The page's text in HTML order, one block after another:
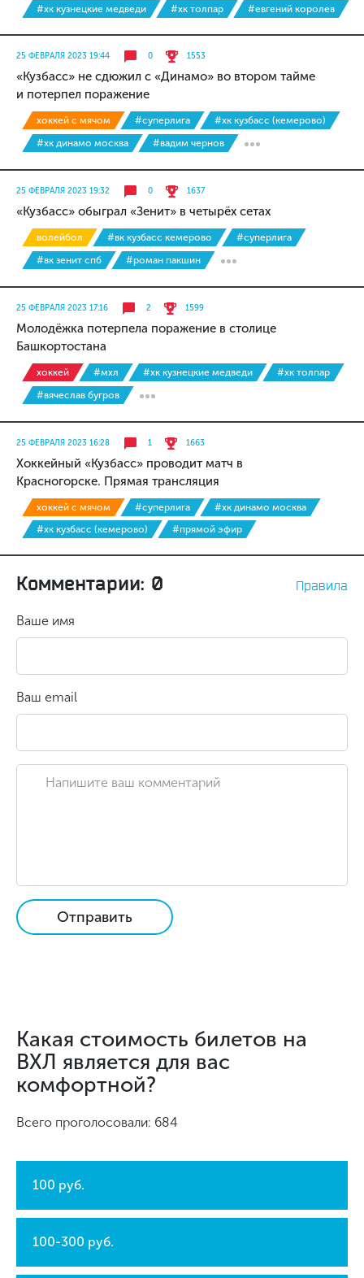
#хк кузнецкие медведи
#хк толпар #евгений королев
25 ФЕВРАЛЯ 2023 19:44 0 1553
«Кузбасс» не сдюжил с «Динамо» во втором тайме
и потерпел поражение
хоккей с мячом #суперлига
#хк кузбасс (кемерово)
#хк динамо москва
#вадим чернов
25 ФЕВРАЛЯ 2023 19:32 0 1637
«Кузбасс» обыграл «Зенит» в четырёх сетах
волейбол #вк кузбасс кемерово
#суперлига
#вк зенит спб
#роман пакшин
25 ФЕВРАЛЯ 2023 17:16 2 1599
Молодёжка потерпела поражение в столице
Башкортостана
хоккей #мхл #хк кузнецкие медведи
#хк толпар
#вячеслав бугров
25 ФЕВРАЛЯ 2023 16:28 1 1663
Хоккейный «Кузбасс» проводит матч в
Красногорске. Прямая трансляция
хоккей с мячом #суперлига
#хк динамо москва
#хк кузбасс (кемерово)
#прямой эфир
Комментарии: 0 Правила
Ваше имя
Ваш email
Отправить
Какая стоимость билетов на
ВХЛ является для вас
комфортной?
Всего проголосовали: 684
100 руб.
100-300 руб.